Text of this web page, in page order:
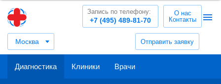
Москва Отправить заявку
+7 (495) 489-81-70
Запись по телефону:
О нас
Контакты
Диагностика Клиники Врачи